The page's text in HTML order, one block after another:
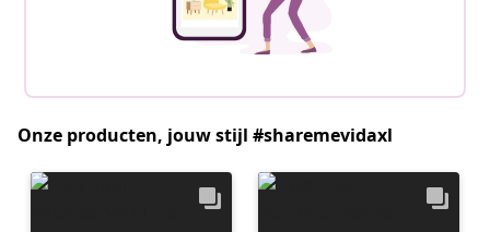
Onze producten, jouw stijl #sharemevidaxl